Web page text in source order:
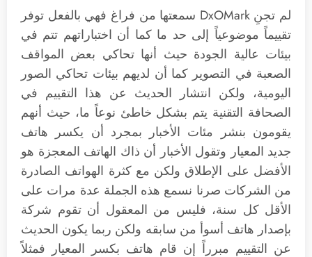
لم تجنِ DxOMark سمعتها من فراغ فهي بالفعل توفر
تقييماً موضوعياً إلى حد ما كما أن اختباراتهم تتم في
بيئات عالية الجودة حيث أنها تحاكي بعض المواقف
الصعبة في التصوير كما أن لديهم بيئات تحاكي الصور
اليومية، ولكن انتشار الحديث عن هذا التقييم في
الصحافة التقنية يتم بشكل خاطئ نوعاً ما، حيث أنهم
يقومون بنشر مئات الأخبار بمجرد أن يكسر هاتف
جديد المعيار وتقول الأخبار أن ذاك الهاتف المعجزة هو
الأفضل على الإطلاق ولكن مع كثرة الهواتف الصادرة
من الشركات صرنا نسمع هذه الجملة عدة مرات على
الأقل كل سنة، فليس من المعقول أن تقوم شركة
بإصدار هاتف أسوأ من سابقه ولكن ربما يكون الحديث
عن التقييم مبرراً إن قام هاتف بكسر المعيار فمثلاً